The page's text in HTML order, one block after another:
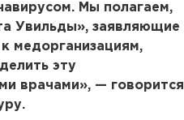
Мы полагаем,
Увильды», заявляющие
медорганизациям,
эту
врачами», — говорится